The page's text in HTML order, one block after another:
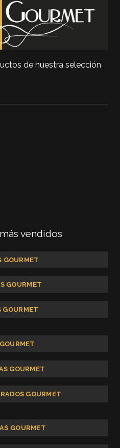
de nuestra selección
vendidos
GOURMET
GOURMET
GOURMET
GOURMET
GOURMET
GOURMET